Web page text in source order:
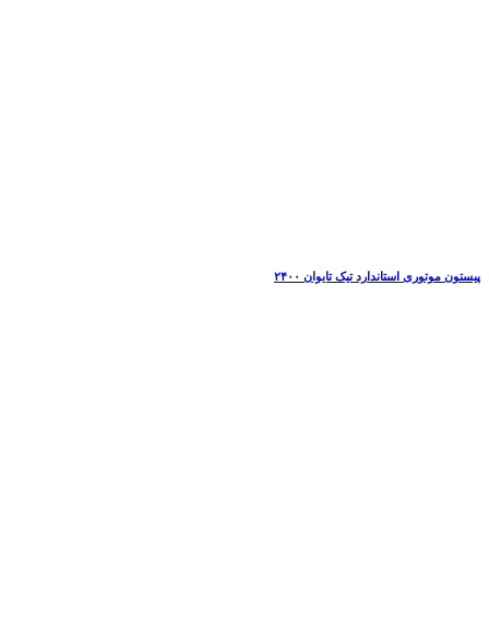
پیستون موتوری استاندارد تیک تایوان ۲۴۰۰